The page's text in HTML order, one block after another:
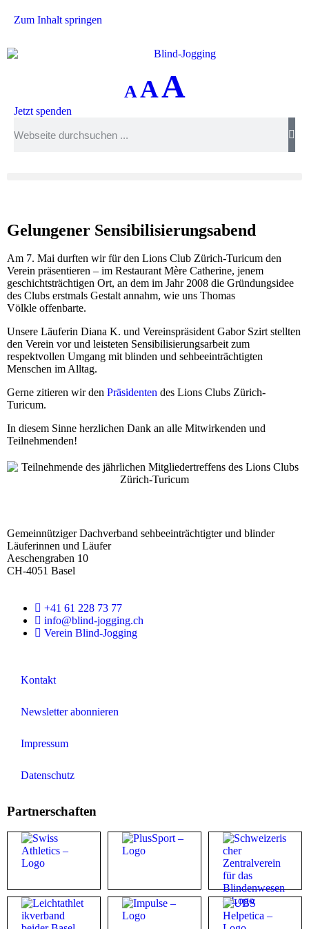
Zum Inhalt springen
AAA
Jetzt spenden
Gelungener Sensibilisierungsabend
Am 7. Mai durften wir für den Lions Club Zürich-Turicum den
Verein präsentieren – im Restaurant Mère Catherine, jenem
geschichtsträchtigen Ort, an dem im Jahr 2008 die Gründungsidee
des Clubs erstmals Gestalt annahm, wie uns Thomas
Völkle offenbarte.
Unsere Läuferin Diana K. und Vereinspräsident Gabor Szirt stellten
den Verein vor und leisteten Sensibilisierungsarbeit zum
respektvollen Umgang mit blinden und sehbeeinträchtigten
Menschen im Alltag.
Gerne zitieren wir den Präsidenten des Lions Clubs Zürich-
Turicum.
In diesem Sinne herzlichen Dank an alle Mitwirkenden und
Teilnehmenden!
o
t
e
Gemeinnütziger Dachverband sehbeeinträchtigter und blinder
Läuferinnen und Läufer
Aeschengraben 10
CH-4051 Basel
+41 61 228 73 77
info@blind-jogging.ch
Verein Blind-Jogging
Kontakt
Newsletter abonnieren
Impressum
Datenschutz
Partnerschaften